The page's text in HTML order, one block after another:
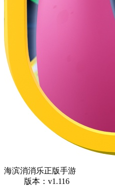
海滨消消乐正版手游
版本：v1.116